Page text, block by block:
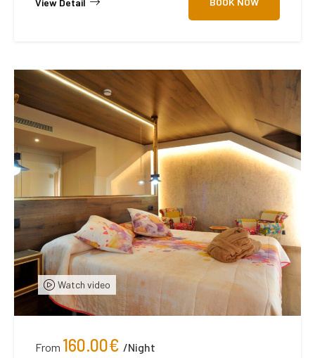
Watch video
From 160.00€ /night